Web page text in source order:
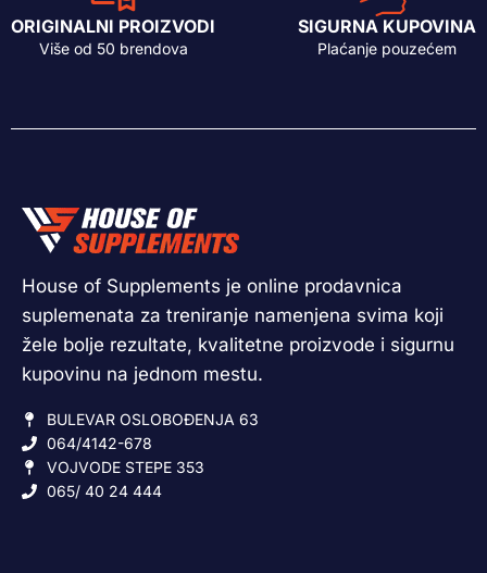
ORIGINALNI PROIZVODI
Više od 50 brendova
SIGURNA KUPOVINA
Plaćanje pouzećem
House of Supplements je online prodavnica
suplemenata za treniranje namenjena svima koji
žele bolje rezultate, kvalitetne proizvode i sigurnu
kupovinu na jednom mestu.
BULEVAR OSLOBOĐENJA 63
064/4142-678
VOJVODE STEPE 353
065/ 40 24 444